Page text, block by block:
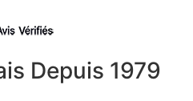
Depuis 1979